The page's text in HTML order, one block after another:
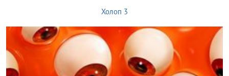
Холоп 3